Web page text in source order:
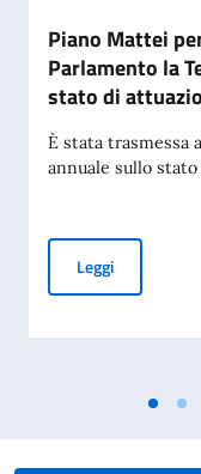
Piano Mattei
Parlamento la
stato di
È stata trasmessa
annuale sullo
LeggiPiano